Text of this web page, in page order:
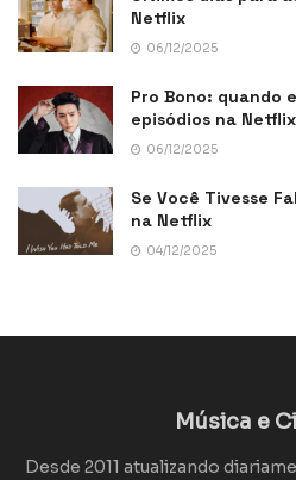
Netflix
06/12/2025
Pro Bono: quando
episódios na Netflix
06/12/2025
Se Você Tivesse
na Netflix
04/12/2025
Música e
Desde 2011 atualizando